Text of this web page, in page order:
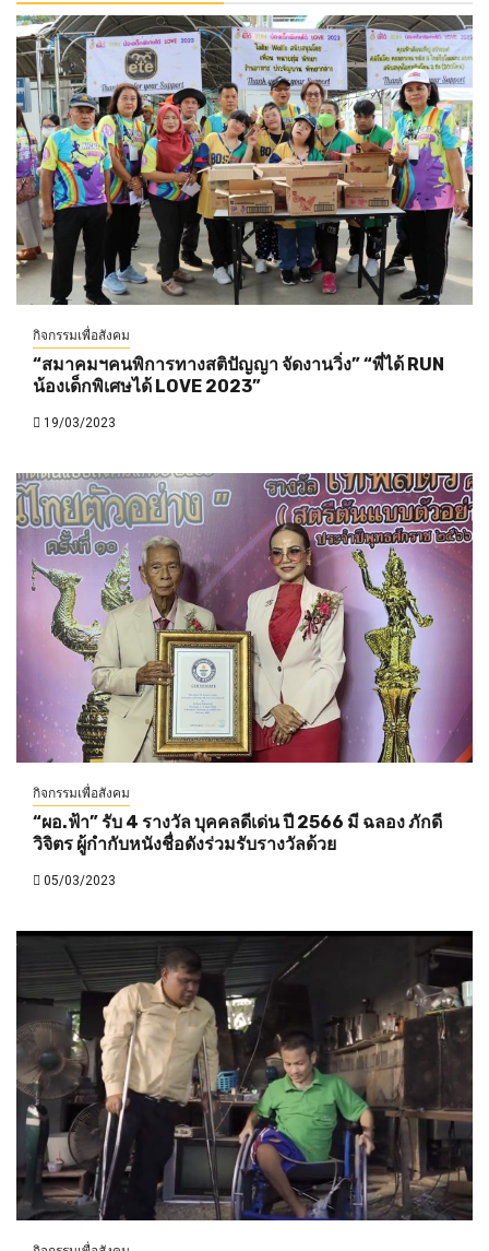
กิจกรรมเพื่อสังคม
“สมาคมฯคนพิการทางสติปัญญา จัดงานวิ่ง” “พี่ได้ RUN
น้องเด็กพิเศษได้ LOVE 2023”
19/03/2023
กิจกรรมเพื่อสังคม
“ผอ.ฟ้า” รับ 4 รางวัล บุคคลดีเด่น ปี 2566 มี ฉลอง ภักดี
วิจิตร ผู้กำกับหนังชื่อดังร่วมรับรางวัลด้วย
05/03/2023